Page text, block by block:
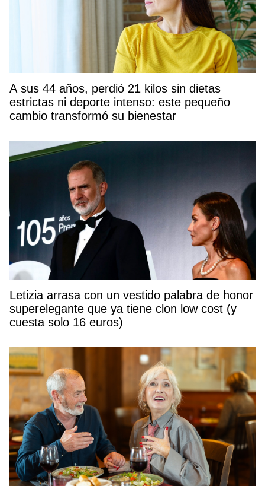
A sus 44 años, perdió 21 kilos sin dietas
estrictas ni deporte intenso: este pequeño
cambio transformó su bienestar
Letizia arrasa con un vestido palabra de honor
superelegante que ya tiene clon low cost (y
cuesta solo 16 euros)